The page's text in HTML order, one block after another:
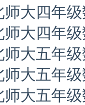
大四年级
大四年级
大五年级
大五年级
大五年级